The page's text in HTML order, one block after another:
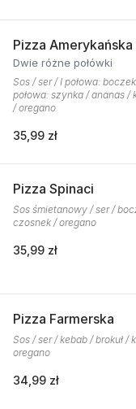
Pizza Amerykańska
Dwie różne połówki
Sos / ser / I połowa:
połowa: szynka / ananas
/ oregano
35,99 zł
Pizza Spinaci
Sos śmietanowy / ser /
czosnek / oregano
35,99 zł
Pizza Farmerska
Sos / ser / kebab / brokuł /
oregano
34,99 zł